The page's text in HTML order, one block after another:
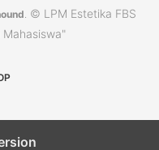
© LPM Estetika FBS